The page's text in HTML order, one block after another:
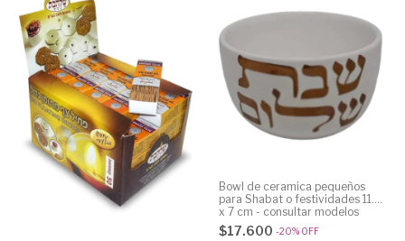
Bowl de ceramica pequeños
para Shabat o festividades 11.5
x 7 cm - consultar modelos
disponibles
$17.600 -20% OFF